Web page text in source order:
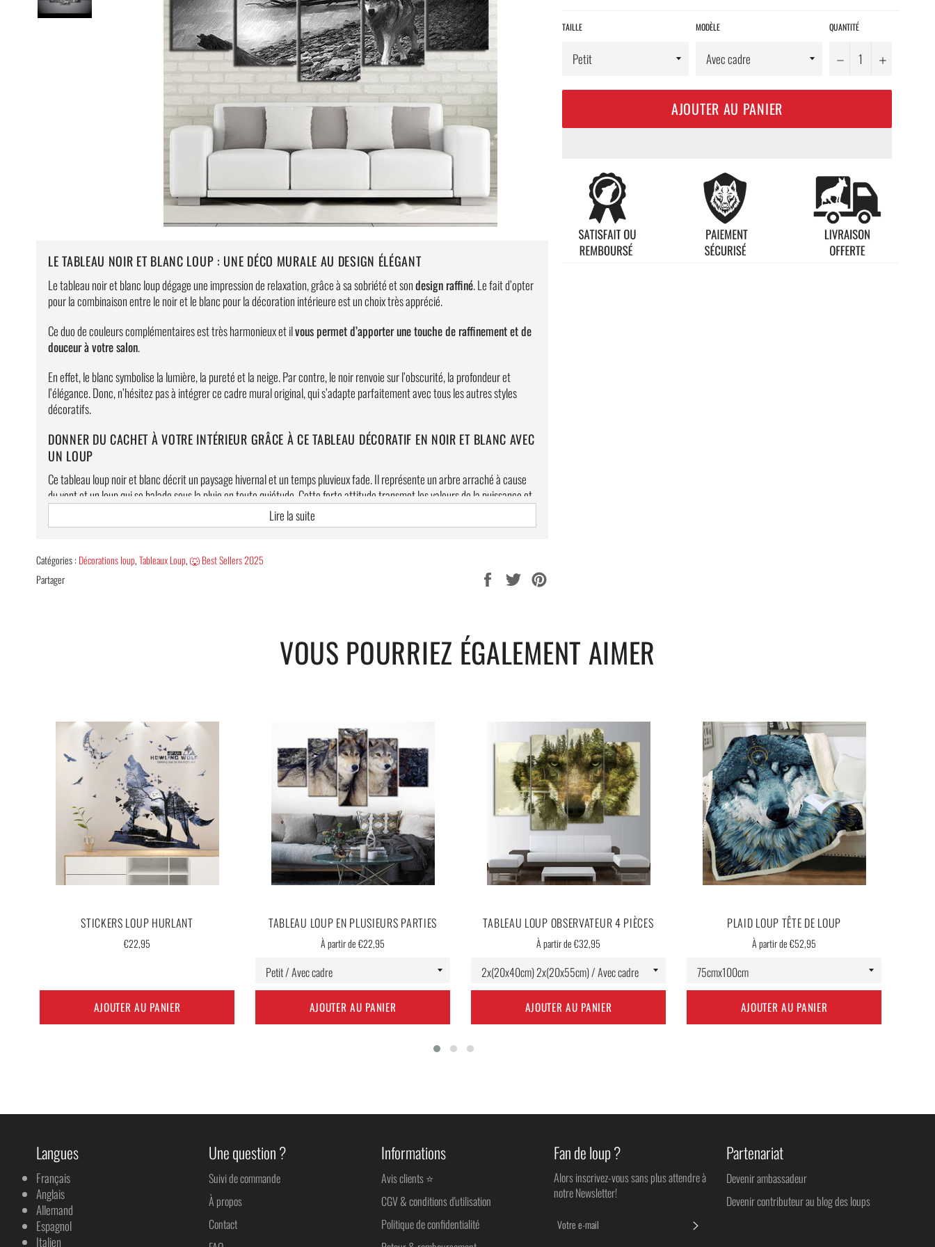
LE TABLEAU NOIR ET BLANC LOUP : UNE DÉCO MURALE AU DESIGN ÉLÉGANT
Le tableau noir et blanc loup dégage une impression de relaxation, grâce à sa sobriété et sondesign raffiné. Le fait d’opter
pour la combinaison entre le noir et le blanc pour la décoration intérieure est un choix très apprécié.
Ce duo de couleurs complémentaires est très harmonieux et ilvous permet d’apporter une touche de raffinement et de
douceur à votre salon.
En effet, le blanc symbolise la lumière, la pureté et la neige. Par contre, le noir renvoie sur l’obscurité, la profondeur et
l’élégance. Donc, n’hésitez pas à intégrer ce cadre mural original, qui s’adapte parfaitement avec tous les autres styles
décoratifs.
DONNER DU CACHET À VOTRE INTÉRIEUR GRÂCE À CE TABLEAU DÉCORATIF EN NOIR ET BLANC AVEC
UN LOUP
Ce tableau loup noir et blanc décrit un paysage hivernal et un temps pluvieux fade. Il représente un arbre arraché à cause
du vent et un loup qui se balade sous la pluie en toute quiétude. Cette forte attitude transmet les valeurs de la puissance et
Les caractéristiques
Composition : lin et le coton pour une toile plus résistante
Un cadrage en bois est disponible (variante "sans le cadre" = simples toiles !)
Lire la suite
Catégories : Décorations loup,Tableaux Loup,🐺 Best Sellers 2025
Partager
Partager Tweeter
TAILLE MODÈLE QUANTITÉ
− +
AJOUTER AU PANIER
VOUS POURRIEZ ÉGALEMENT AIMER
STICKERS LOUP HURLANT
Prix
€22,95
AJOUTER AU PANIER
TABLEAU LOUP EN PLUSIEURS PARTIES
À partir de €22,95
AJOUTER AU PANIER
TABLEAU LOUP OBSERVATEUR 4 PIÈCES
À partir de €32,95
AJOUTER AU PANIER
PLAID LOUP TÊTE DE LOUP
À partir de €52,95
AJOUTER AU PANIER
Langues
Français
Anglais
Allemand
Espagnol
Italien
Une question ?
Suivi de commande
À propos
Contact
Informations
Avis clients ⭐
CGV & conditions d'utilisation
Politique de confidentialité
Fan de loup ?
Alors inscrivez-vous sans plus attendre à
notre Newsletter!
Partenariat
Devenir ambassadeur
Devenir contributeur au blog des loups